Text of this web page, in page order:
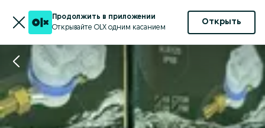
Продолжить в приложении
Открывайте OLX одним касанием
Открыть